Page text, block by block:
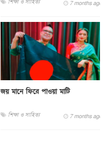
শিক্ষা ও সাহিত্য 7 months ago
জয় মানে ফিরে পাওয়া মাটি
শিক্ষা ও সাহিত্য 7 months ago